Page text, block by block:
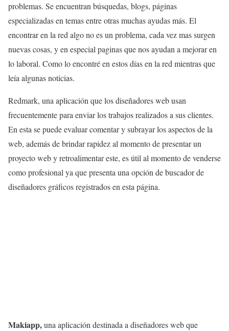
problemas. Se encuentran búsquedas, blogs, páginas
especializadas en temas entre otras muchas ayudas más. El
encontrar en la red algo no es un problema, cada vez mas surgen
nuevas cosas, y en especial paginas que nos ayudan a mejorar en
lo laboral. Como lo encontré en estos días en la red mientras que
leía algunas noticias.
Redmark, una aplicación que los diseñadores web usan
frecuentemente para enviar los trabajos realizados a sus clientes.
En esta se puede evaluar comentar y subrayar los aspectos de la
web, además de brindar rapidez al momento de presentar un
proyecto web y retroalimentar este, es útil al momento de venderse
como profesional ya que presenta una opción de buscador de
diseñadores gráficos registrados en esta página.
Makiapp,una aplicación destinada a diseñadores web que